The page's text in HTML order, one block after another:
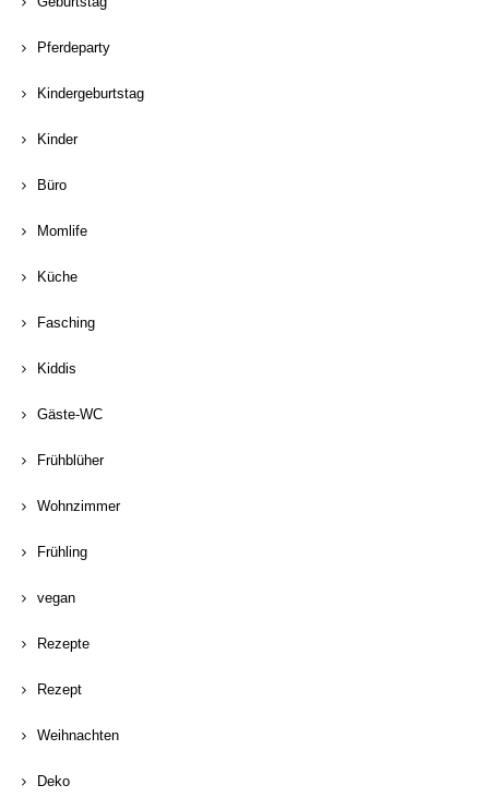
Pferdeparty
Kindergeburtstag
Kinder
Büro
Momlife
Küche
Fasching
Kiddis
Gäste-WC
Frühblüher
Wohnzimmer
Frühling
vegan
Rezepte
Rezept
Weihnachten
Deko